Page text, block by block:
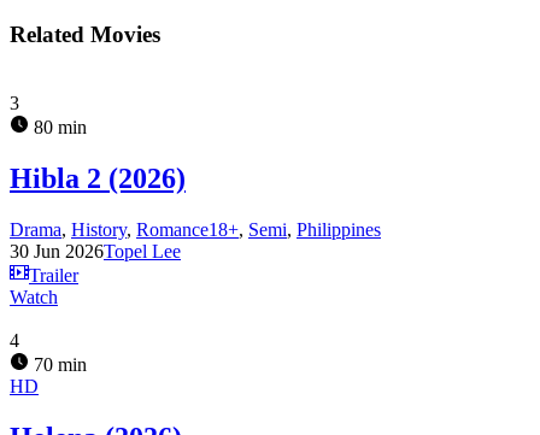
Related Movies
3
80 min
Hibla 2 (2026)
Drama, History, Romance18+, Semi, Philippines
30 Jun 2026Topel Lee
Trailer
Watch
4
70 min
HD